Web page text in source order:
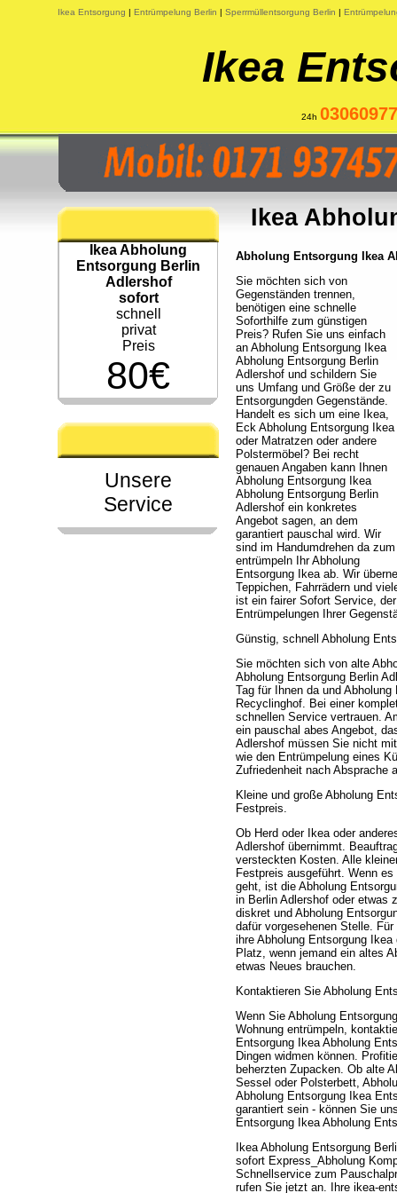
Ikea Entsorgung | Entrümpelung Berlin | Sperrmüllentsorgung Berlin |
Ikea
24h
Ikea Abholung
Entsorgung Berlin
Adlershof
sofort
schnell
privat
Preis
80€
Unsere
Service
Ikea
Abholung Entsorgung Ikea
Sie möchten sich von
Gegenständen trennen,
benötigen eine schnelle
Soforthilfe zum günstigen
Preis? Rufen Sie uns einfach
an Abholung Entsorgung Ikea
Abholung Entsorgung Berlin
Adlershof und schildern Sie
uns Umfang und Größe der zu
Entsorgungden Gegenstände.
Handelt es sich um eine Ikea,
Eck Abholung Entsorgung Ikea
oder Matratzen oder andere
Polstermöbel? Bei recht
genauen Angaben kann Ihnen
Abholung Entsorgung Ikea
Abholung Entsorgung Berlin
Adlershof ein konkretes
Angebot sagen, an dem
garantiert pauschal wird. Wir
sind im Handumdrehen da zum
entrümpeln Ihr Abholung
Entsorgung Ikea ab. Wir
Teppichen, Fahrrädern und
ist ein fairer Sofort Service,
Entrümpelungen Ihrer
Günstig, schnell Abholung
Sie möchten sich von alte
Abholung Entsorgung Berlin
Tag für Ihnen da und
Recyclinghof. Bei einer
schnellen Service vertrauen.
ein pauschal abes Angebot,
Adlershof müssen Sie nicht
wie den Entrümpelung eines
Zufriedenheit nach Absprache
Kleine und große Abholung
Festpreis.
Ob Herd oder Ikea oder
Adlershof übernimmt.
versteckten Kosten. Alle
Festpreis ausgeführt. Wenn
geht, ist die Abholung
in Berlin Adlershof oder etwas
diskret und Abholung
dafür vorgesehenen Stelle.
ihre Abholung Entsorgung
Platz, wenn jemand ein altes
etwas Neues brauchen.
Kontaktieren Sie Abholung
Wenn Sie Abholung
Wohnung entrümpeln,
Entsorgung Ikea Abholung
Dingen widmen können.
beherzten Zupacken. Ob alte
Sessel oder Polsterbett,
Abholung Entsorgung Ikea
garantiert sein - können Sie
Entsorgung Ikea Abholung
Ikea Abholung Entsorgung
sofort Express_Abholung
Schnellservice zum
rufen Sie jetzt an. Ihre ikea-